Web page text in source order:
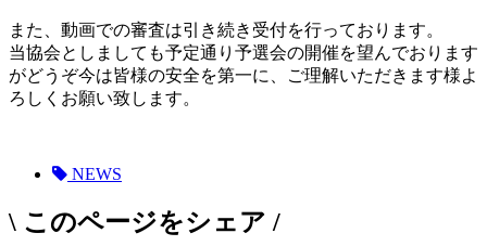
また、動画での審査は引き続き受付を行っております。
当協会としましても予定通り予選会の開催を望んでおります
がどうぞ今は皆様の安全を第一に、ご理解いただきます様よ
ろしくお願い致します。
NEWS
\ このページをシェア /